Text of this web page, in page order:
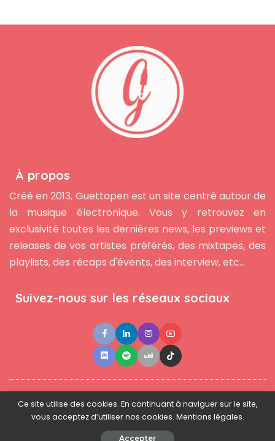
À propos
Créé en 2013, Guettapen est un site centré autour de
la musique électronique. Vous y retrouvez en
exclusivité toutes les dernières news, les previews et
releases de vos artistes préférés, des mixtapes, des
playlists, des récaps d'évents, des interview, etc...
Suivez-nous sur les réseaux sociaux
Contact ●Newsletter ● L'équipe ● Mentions légales
© 2025 - www.guettapen.com - Tous droits réservés.
Ce site utilise des cookies. En continuant à naviguer sur le site,
vous acceptez d’utiliser nos cookies. Mentions légales.
Accepter